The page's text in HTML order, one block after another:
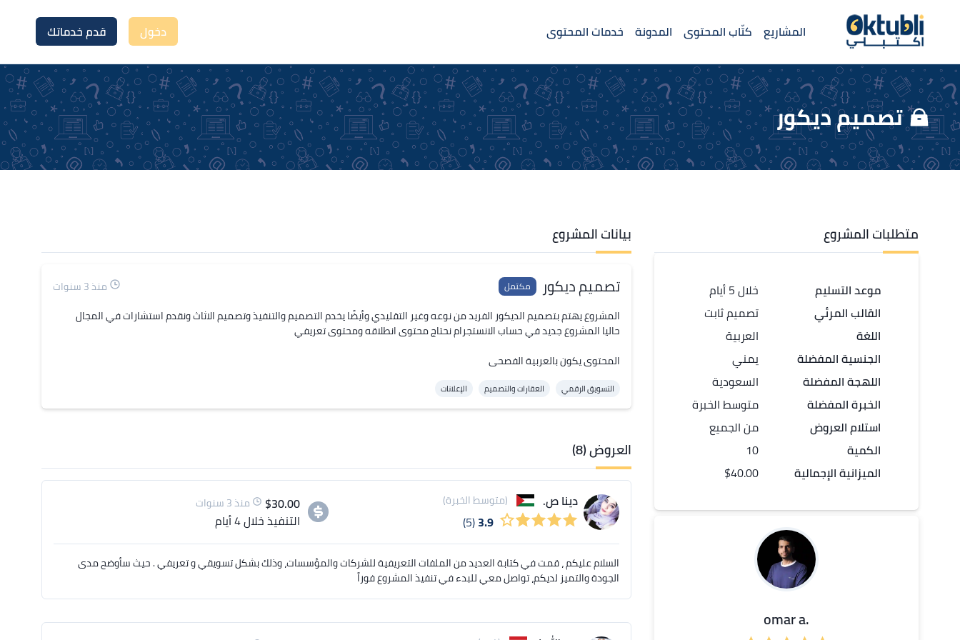
المشاريع كتّاب المحتوى المدونة خدمات المحتوى دخول قدم خدماتك
تصميم ديكور
متطلبات المشروع
موعد التسليم
القالب المرئي
اللغة
الجنسية المفضلة
اللهجة المفضلة
الخبرة المفضلة
استلام العروض
الكمية
الميزانية الإجمالية
خلال 5 أيام
تصميم ثابت
العربية
يمني
السعودية
متوسط الخبرة
من الجميع
10
$40.00
.omar a
بيانات المشروع
تصميم ديكور مكتمل
منذ 3 سنوات
المحتوى يكون بالعربية الفصحى
التسويق الرقمي العقارات والتصميم الإعلانات
العروض (8)
دينا ص. (متوسط الخبرة)
3.9
(5)
$30.00 منذ 3 سنوات
التنفيذخلال 4 أيام
السلام عليكم ، قمت في كتابة العديد من الملفات التعريفية للشركات والمؤسسات، وذلك بشكل تسويقي و تعريفي . حيث سأوضح مدى
الجودة والتميز لديكم، تواصل معي للبدء في تنفيذ المشروع فوراً